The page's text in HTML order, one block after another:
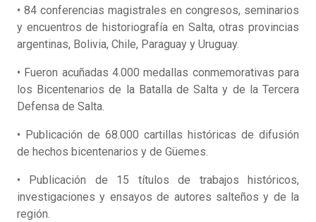
• 84 conferencias magistrales en congresos, seminarios
y encuentros de historiografía en Salta, otras provincias
argentinas, Bolivia, Chile, Paraguay y Uruguay.
• Fueron acuñadas 4.000 medallas conmemorativas para
los Bicentenarios de la Batalla de Salta y de la Tercera
Defensa de Salta.
• Publicación de 68.000 cartillas históricas de difusión
de hechos bicentenarios y de Güemes.
• Publicación de 15 títulos de trabajos históricos,
investigaciones y ensayos de autores salteños y de la
región.